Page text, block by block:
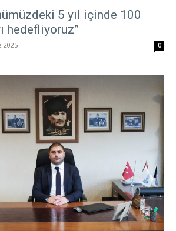
5 yıl içinde 100
hedefliyoruz”
2025 0